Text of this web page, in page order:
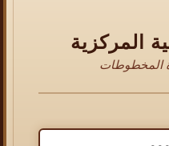
المركزية
المخطوطات